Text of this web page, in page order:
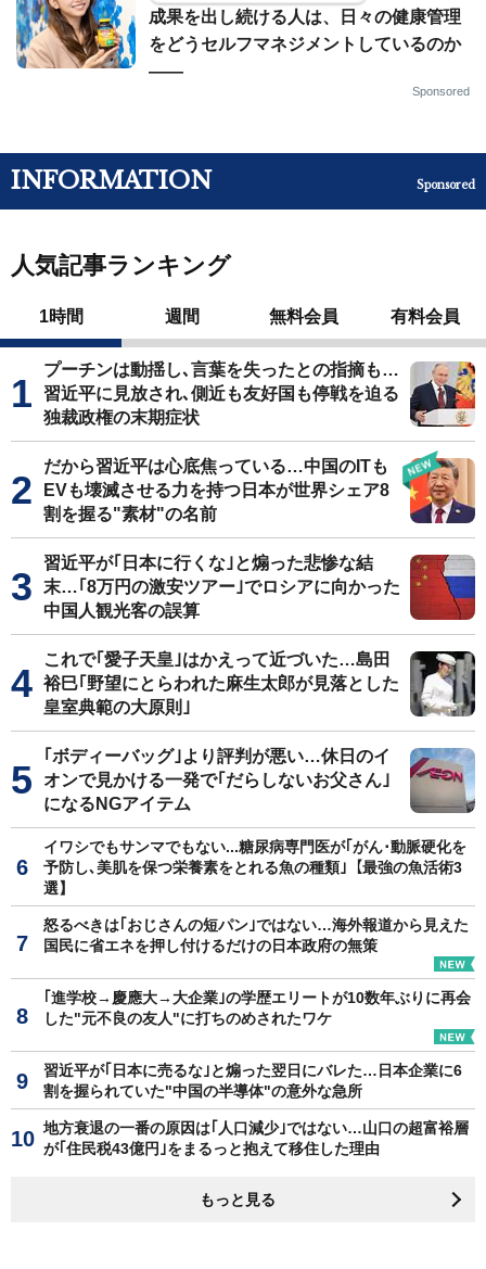
成果を出し続ける人は、日々の健康管理
をどうセルフマネジメントしているのか
——
Sponsored
INFORMATION Sponsored
人気記事ランキング
1時間 週間 無料会員 有料会員
プーチンは動揺し､言葉を失ったとの指摘も…
習近平に見放され､側近も友好国も停戦を迫る
独裁政権の末期症状
だから習近平は心底焦っている…中国のITも
EVも壊滅させる力を持つ日本が世界シェア8
割を握る"素材"の名前
習近平が｢日本に行くな｣と煽った悲惨な結
末…｢8万円の激安ツアー｣でロシアに向かった
中国人観光客の誤算
これで｢愛子天皇｣はかえって近づいた…島田
裕巳｢野望にとらわれた麻生太郎が見落とした
皇室典範の大原則｣
｢ボディーバッグ｣より評判が悪い…休日のイ
オンで見かける一発で｢だらしないお父さん｣
になるNGアイテム
イワシでもサンマでもない...糖尿病専門医が｢がん･動脈硬化を
予防し､美肌を保つ栄養素をとれる魚の種類｣【最強の魚活術3
選】
怒るべきは｢おじさんの短パン｣ではない…海外報道から見えた
国民に省エネを押し付けるだけの日本政府の無策
｢進学校→慶應大→大企業｣の学歴エリートが10数年ぶりに再会
した"元不良の友人"に打ちのめされたワケ
習近平が｢日本に売るな｣と煽った翌日にバレた…日本企業に6
割を握られていた"中国の半導体"の意外な急所
地方衰退の一番の原因は｢人口減少｣ではない…山口の超富裕層
が｢住民税43億円｣をまるっと抱えて移住した理由
もっと見る